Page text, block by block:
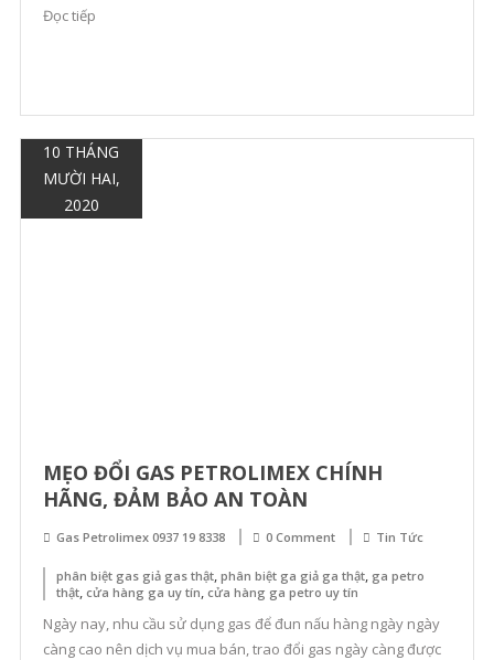
3,73% so với phiên cuối tuần […]
Đọc tiếp
10 THÁNG
MƯỜI HAI,
2020
MẸO ĐỔI GAS PETROLIMEX CHÍNH
HÃNG, ĐẢM BẢO AN TOÀN
Gas Petrolimex 0937 19 8338 0 Comment Tin Tức
phân biệt gas giả gas thật, phân biệt ga giả ga thật, ga petro
thật, cửa hàng ga uy tín, cửa hàng ga petro uy tín
Ngày nay, nhu cầu sử dụng gas để đun nấu hàng ngày ngày
càng cao nên dịch vụ mua bán, trao đổi gas ngày càng được